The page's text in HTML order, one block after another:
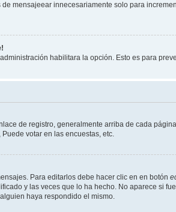
mensajeear innecesariamente solo para
habilitara la opción. Esto es para
de registro, generalmente arriba de cada
votar en las encuestas, etc.
Para editarlos debe hacer clic en en botón
y las veces que lo ha hecho. No aparece si
haya respondido el mismo.